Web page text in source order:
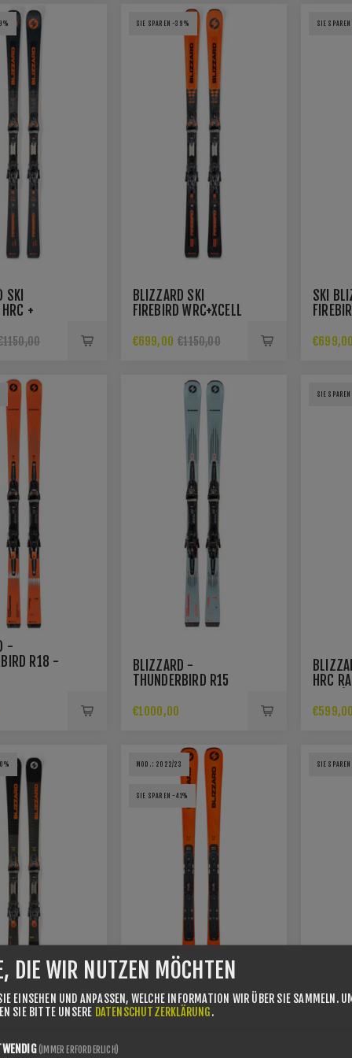
SKI
+
SIE SPAREN -39%
BLIZZARD SKI
FIREBIRD WRC+XCELL
€699,00 €1150,00
SIE
SKI
€699,00
-
R18 -
BLIZZARD -
THUNDERBIRD R15
MARKER XCELL12
€1000,00
SIE
HRC
PLATTE)
€599,00
HRC +
MOD.: 2022/23
SIE SPAREN -41%
SIE
DIE WIR NUTZEN MÖCHTEN
EINSEHEN UND ANPASSEN, WELCHE INFORMATION WIR ÜBER SIE SAMMELN.
SIE BITTE UNSERE DATENSCHUTZERKLÄRUNG.
(IMMER ERFORDERLICH)